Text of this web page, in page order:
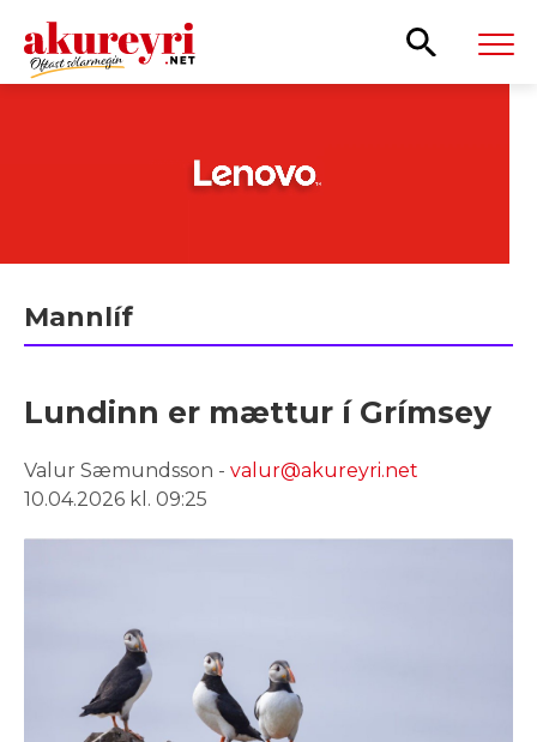
Mannlíf
Lundinn er mættur í Grímsey
Valur Sæmundsson - valur@akureyri.net
10.04.2026 kl. 09:25